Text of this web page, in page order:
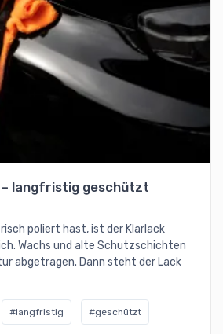
– langfristig geschützt
poliert hast, ist der Klarlack
Wachs und alte Schutzschichten
abgetragen. Dann steht der Lack
#langfristig #geschützt